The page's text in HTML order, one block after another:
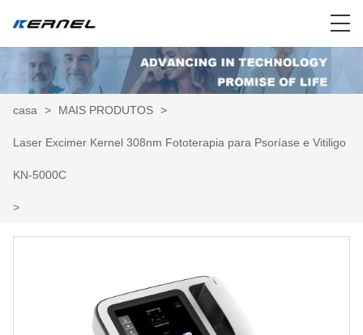
casa > MAIS PRODUTOS >
Laser Excimer Kernel 308nm Fototerapia para Psoríase e Vitiligo
KN-5000C
>